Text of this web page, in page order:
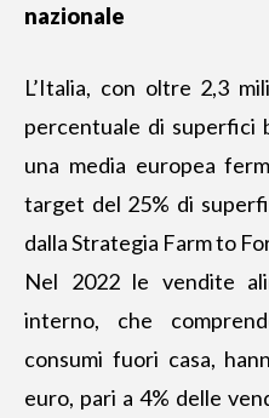
nazionale
L’Italia, con oltre 2,3
percentuale di superfici
una media europea
target del 25% di
dalla Strategia Farm to
Nel 2022 le vendite
interno, che
consumi fuori casa,
euro, pari a 4% delle